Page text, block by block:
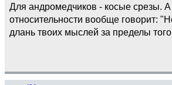
Для андромедчиков - косые срезы.
относительности вообще говорит:
длань твоих мыслей за пределы